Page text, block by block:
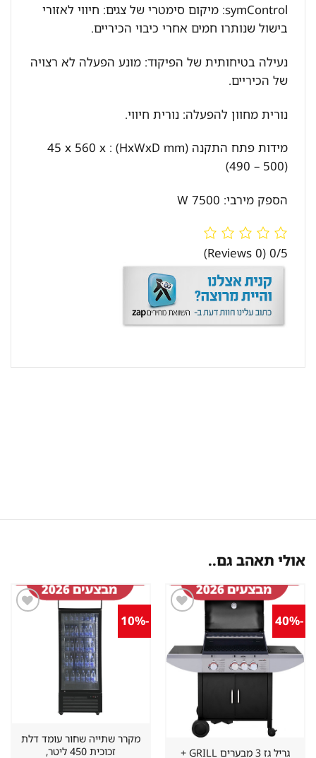
symControl: מיקום סימטרי של צגים: חיווי לאזורי
בישול שנותרו חמים אחרי כיבוי הכיריים.
נעילה בטיחותית של הפיקוד: מונע הפעלה לא רצויה
של הכיריים.
נורית מחוון להפעלה: נורית חיווי.
מידות פתח התקנה (HxWxD mm) : 45 x 560 x
(490 – 500)
הספק מירבי: 7500 W
0/5
(0 Reviews)
אולי תאהב גם..
במועדפים
גריל גז 3 מבערים GRILL +
מקרר שתייה שחור עומד דלת
זכוכית 450 ליטר,